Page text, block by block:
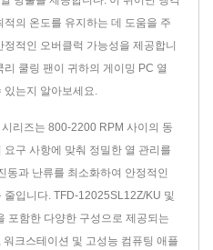
의 온도를 유지하는 데 도움을 주
적인 오버클럭 가능성을 제공합니
쿨링 팬이 귀하의 게이밍 PC 열
있는지 알아보세요.
리즈는 800-2200 RPM 사이의 동
구 사항에 맞춰 정밀한 열 관리를
동과 난류를 최소화하여 안정적인
입니다. TFD-12025SL12Z/KU 및
포함한 다양한 구성으로 제공되는
크스테이션 및 고성능 컴퓨팅 애플